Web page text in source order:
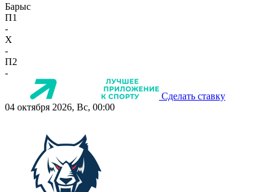
Барыс
П1
-
X
-
П2
-
Сделать ставку
04 октября 2026, Вс, 00:00